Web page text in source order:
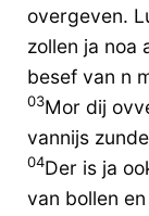
overgeven.
zollen ja noa
besef van n
03Mor dij
vannijs
04Der is ja
van bollen